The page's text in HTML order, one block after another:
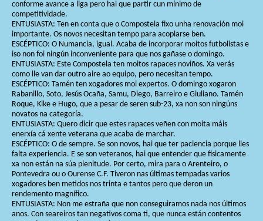
conforme avance a liga pero hai que partir cun mínimo de
competitividade.
ENTUSIASTA: Ten en conta que o Compostela fixo unha renovación moi
importante. Os novos necesitan tempo para acoplarse ben.
ESCÉPTICO: O Numancia, igual. Acaba de incorporar moitos futbolistas e
iso non foi ningún inconveniente para que nos gañase o domingo.
ENTUSIASTA: Este Compostela ten moitos rapaces noviños. Xa verás
como lle van dar outro aire ao equipo, pero necesitan tempo.
ESCÉPTICO: Tamén ten xogadores moi expertos. O domingo xogaron
Rabanillo, Soto, Jesús Ocaña, Samu, Diego, Barreiro e Giuliano. Tamén
Roque, Kike e Hugo, que a pesar de seren sub-23, xa non son ningúns
novatos na categoría.
ENTUSIASTA: Quero dicir que estes rapaces veñen con moita máis
enerxía cá xente veterana que acaba de marchar.
ESCÉPTICO: O de sempre. Se son novos, hai que ter paciencia porque lles
falta experiencia. E se son veteranos, hai que entender que fisicamente
xa non están na súa plenitude. Por certo, mira para o Arenteiro, o
Pontevedra ou o Ourense C.F. Tiveron nas últimas tempadas varios
xogadores ben metidos nos trinta e tantos pero que deron un
rendemento magnífico.
ENTUSIASTA: Non me estraña que non conseguiramos nada nos últimos
anos. Con seareiros tan negativos coma ti, que nunca están contentos